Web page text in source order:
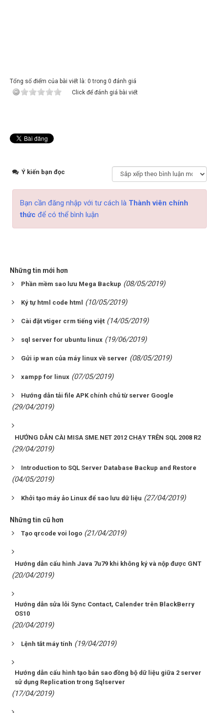
Tổng số điểm của bài viết là: 0 trong 0 đánh giá
Click để đánh giá bài viết
Ý kiến bạn đọc
Bạn cần đăng nhập với tư cách là Thành viên chính
thức để có thể bình luận
Những tin mới hơn
Phần mềm sao lưu Mega Backup (08/05/2019)
Ký tự html code html (10/05/2019)
Cài đặt vtiger crm tiếng việt (14/05/2019)
sql server for ubuntu linux (19/06/2019)
Gửi ip wan của máy linux về server (08/05/2019)
xampp for linux (07/05/2019)
Hướng dẫn tải file APK chính chủ từ server Google
(29/04/2019)
HƯỚNG DẪN CÀI MISA SME.NET 2012 CHẠY TRÊN SQL 2008 R2
(29/04/2019)
Introduction to SQL Server Database Backup and Restore
(04/05/2019)
Khởi tạo máy ảo Linux để sao lưu dữ liệu (27/04/2019)
Những tin cũ hơn
Tạo qrcode voi logo (21/04/2019)
Hướng dẫn cấu hình Java 7u79 khi không ký và nộp được GNT
(20/04/2019)
Hướng dẫn sửa lỗi Sync Contact, Calender trên BlackBerry
OS10
(20/04/2019)
Lệnh tắt máy tính (19/04/2019)
Hướng dẫn cấu hình tạo bản sao đồng bộ dữ liệu giữa 2 server
sử dụng Replication trong Sqlserver
(17/04/2019)